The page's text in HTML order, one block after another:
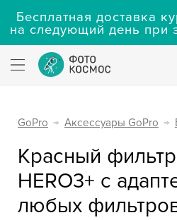
Бесплатная доставка
на следующий день при
GoPro → Аксессуары GoPro →
Красный
HERO3+ с
любых